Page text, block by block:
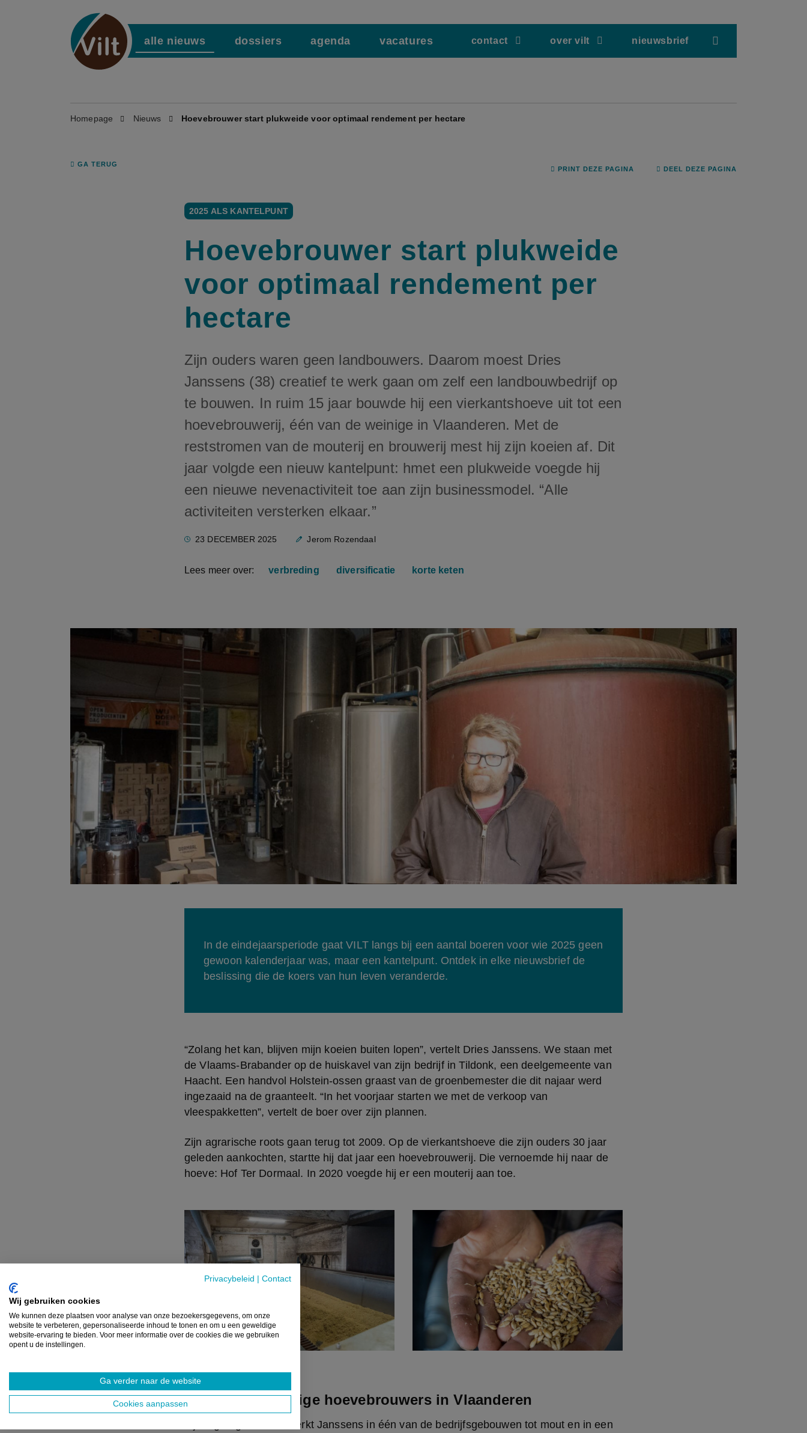
Privacybeleid Contact
Wij gebruiken cookies
We kunnen deze plaatsen voor analyse van onze bezoekersgegevens, om onze
website te verbeteren, gepersonaliseerde inhoud te tonen en om u een geweldige
website-ervaring te bieden. Voor meer informatie over de cookies die we gebruiken
opent u de instellingen.
Ga verder naar de website
Cookies aanpassen
alle nieuws dossiers agenda vacatures contact over vilt nieuwsbrief
Homepage Nieuws Hoevebrouwer start plukweide voor optimaal rendement per hectare
GA TERUG
PRINT DEZE PAGINA DEEL DEZE PAGINA
2025 ALS KANTELPUNT
Hoevebrouwer start plukweide
voor optimaal rendement per
hectare
Zijn ouders waren geen landbouwers. Daarom moest Dries
Janssens (38) creatief te werk gaan om zelf een landbouwbedrijf op
te bouwen. In ruim 15 jaar bouwde hij een vierkantshoeve uit tot een
hoevebrouwerij, één van de weinige in Vlaanderen. Met de
reststromen van de mouterij en brouwerij mest hij zijn koeien af. Dit
jaar volgde een nieuw kantelpunt: hmet een plukweide voegde hij
een nieuwe nevenactiviteit toe aan zijn businessmodel. “Alle
activiteiten versterken elkaar.”
23 DECEMBER 2025 Jerom Rozendaal
Lees meer over: verbreding diversificatie korte keten
In de eindejaarsperiode gaat VILT langs bij een aantal boeren voor wie 2025 geen
gewoon kalenderjaar was, maar een kantelpunt. Ontdek in elke nieuwsbrief de
beslissing die de koers van hun leven veranderde.
“Zolang het kan, blijven mijn koeien buiten lopen”, vertelt Dries Janssens. We staan met
de Vlaams-Brabander op de huiskavel van zijn bedrijf in Tildonk, een deelgemeente van
Haacht. Een handvol Holstein-ossen graast van de groenbemester die dit najaar werd
ingezaaid na de graanteelt. “In het voorjaar starten we met de verkoop van
vleespakketten”, vertelt de boer over zijn plannen.
Zijn agrarische roots gaan terug tot 2009. Op de vierkantshoeve die zijn ouders 30 jaar
geleden aankochten, startte hij dat jaar een hoevebrouwerij. Die vernoemde hij naar de
hoeve: Hof Ter Dormaal. In 2020 voegde hij er een mouterij aan toe.
Een van de weinige hoevebrouwers in Vlaanderen
Zijn eigen granen verwerkt Janssens in één van de bedrijfsgebouwen tot mout en in een